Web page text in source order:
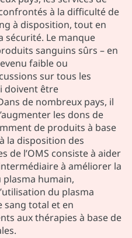
à la difficulté de
à disposition, tout en
sécurité. Le manque
sanguins sûrs – en
faible ou
sur tous les
doivent être
de nombreux pays, il
les dons de
de produits à base
la disposition des
de l’OMS consiste à aider
à améliorer la
humain,
du plasma
sang total et en
aux thérapies à base de